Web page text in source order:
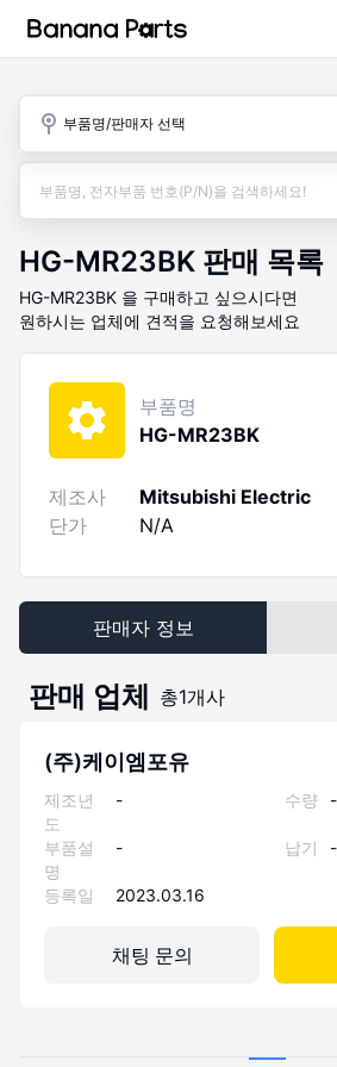
부품명/판매자 선택
HG-MR23BK 판매 목록
HG-MR23BK 을 구매하고 싶으시다면
원하시는 업체에 견적을 요청해보세요
부품명
HG-MR23BK
제조사
Mitsubishi Electric
단가
N/A
판매자 정보
판매 업체 총1개사
(주)케이엠포유
제조년
도
- 수량 -
부품설
명
- 납기 -
등록일 2023.03.16
채팅 문의